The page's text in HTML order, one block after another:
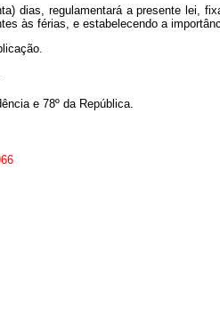
dias, regulamentará a presente lei,
às férias, e estabelecendo a
e 78º da República.